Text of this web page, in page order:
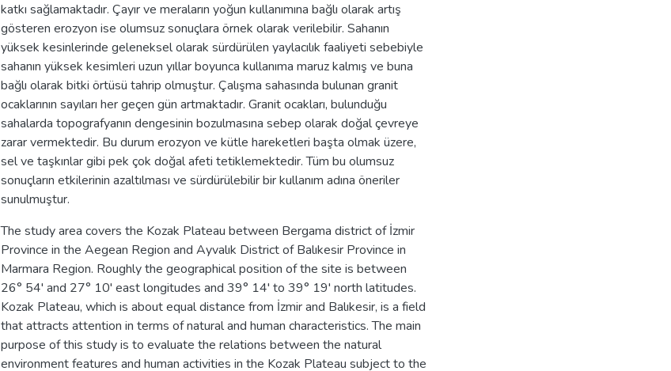
katkı sağlamaktadır. Çayır ve meraların yoğun kullanımına bağlı olarak artış
gösteren erozyon ise olumsuz sonuçlara örnek olarak verilebilir. Sahanın
yüksek kesinlerinde geleneksel olarak sürdürülen yaylacılık faaliyeti sebebiyle
sahanın yüksek kesimleri uzun yıllar boyunca kullanıma maruz kalmış ve buna
bağlı olarak bitki örtüsü tahrip olmuştur. Çalışma sahasında bulunan granit
ocaklarının sayıları her geçen gün artmaktadır. Granit ocakları, bulunduğu
sahalarda topografyanın dengesinin bozulmasına sebep olarak doğal çevreye
zarar vermektedir. Bu durum erozyon ve kütle hareketleri başta olmak üzere,
sel ve taşkınlar gibi pek çok doğal afeti tetiklemektedir. Tüm bu olumsuz
sonuçların etkilerinin azaltılması ve sürdürülebilir bir kullanım adına öneriler
sunulmuştur.
The study area covers the Kozak Plateau between Bergama district of İzmir
Province in the Aegean Region and Ayvalık District of Balıkesir Province in
Marmara Region. Roughly the geographical position of the site is between
26° 54' and 27° 10' east longitudes and 39° 14' to 39° 19' north latitudes.
Kozak Plateau, which is about equal distance from İzmir and Balıkesir, is a field
that attracts attention in terms of natural and human characteristics. The main
purpose of this study is to evaluate the relations between the natural
environment features and human activities in the Kozak Plateau subject to the